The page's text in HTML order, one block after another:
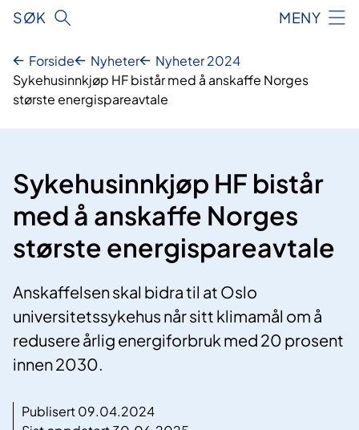
SØK MENY
Forside Nyheter
Nyheter 2024
Sykehusinnkjøp HF bistår med å anskaffe Norges
største energispareavtale
Sykehusinnkjøp HF bistår
med å anskaffe Norges
største energispareavtale
Anskaffelsen skal bidra til at Oslo
universitetssykehus når sitt klimamål om å
redusere årlig energiforbruk med 20 prosent
innen 2030.
Publisert 09.04.2024